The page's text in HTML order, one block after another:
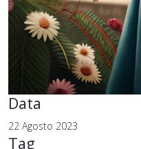
Data
22 Agosto 2023
Tag